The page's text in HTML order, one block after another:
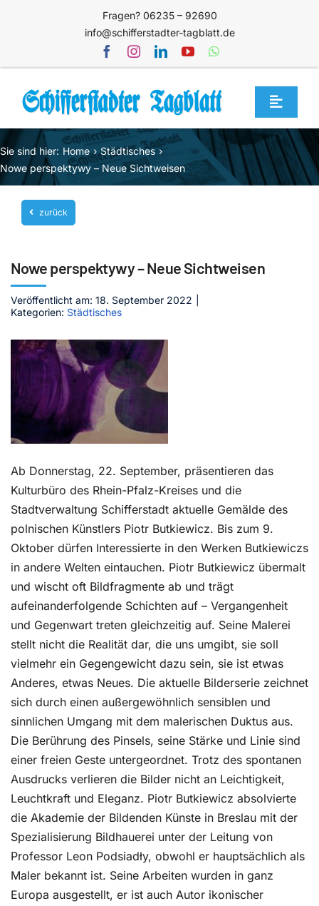
Fragen? 06235 – 92690
info@schifferstadter-tagblatt.de
Toggle
Home
Themen
Blog
Unternehmen
Mediathek
Jetzt abonnieren
Kontakt
Sie sind hier: Home
Städtisches
Nowe perspektywy – Neue Sichtweisen
zurück
Nowe perspektywy – Neue Sichtweisen
Veröffentlicht am: 18. September 2022
Kategorien: Städtisches
Ab Donnerstag, 22. September, präsentieren das
Kulturbüro des Rhein-Pfalz-Kreises und die
Stadtverwaltung Schifferstadt aktuelle Gemälde des
polnischen Künstlers Piotr Butkiewicz. Bis zum 9.
Oktober dürfen Interessierte in den Werken Butkiewiczs
in andere Welten eintauchen. Piotr Butkiewicz übermalt
und wischt oft Bildfragmente ab und trägt
aufeinanderfolgende Schichten auf – Vergangenheit
und Gegenwart treten gleichzeitig auf. Seine Malerei
stellt nicht die Realität dar, die uns umgibt, sie soll
vielmehr ein Gegengewicht dazu sein, sie ist etwas
Anderes, etwas Neues. Die aktuelle Bilderserie zeichnet
sich durch einen außergewöhnlich sensiblen und
sinnlichen Umgang mit dem malerischen Duktus aus.
Die Berührung des Pinsels, seine Stärke und Linie sind
einer freien Geste untergeordnet. Trotz des spontanen
Ausdrucks verlieren die Bilder nicht an Leichtigkeit,
Leuchtkraft und Eleganz. Piotr Butkiewicz absolvierte
die Akademie der Bildenden Künste in Breslau mit der
Spezialisierung Bildhauerei unter der Leitung von
Professor Leon Podsiadły, obwohl er hauptsächlich als
Maler bekannt ist. Seine Arbeiten wurden in ganz
Europa ausgestellt, er ist auch Autor ikonischer